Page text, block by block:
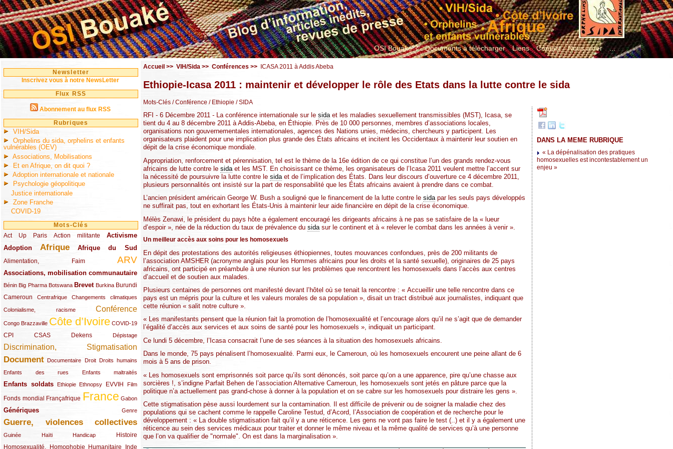
OSI Bouaké ? Documents à télécharger Liens Contact Nous aider ...
Newsletter
Inscrivez vous à notre NewsLetter
Flux RSS
Abonnement au flux RSS
Rubriques
VIH/Sida
Orphelins du sida, orphelins et enfants
vulnérables (OEV)
Associations, Mobilisations
Et en Afrique, on dit quoi ?
Adoption internationale et nationale
Psychologie géopolitique
Justice internationale
Zone Franche
COVID-19
Mots-Clés
Act Up Paris
(49/289) Action militante
(32/289) Activisme
(73/289)
Adoption
(82/289) Afrique
(161/289) Afrique du Sud
(73/289)
Alimentation, Faim
(48/289) ARV
(203/289)
Associations, mobilisation communautaire
(65/289)
Bénin
(13/289)Big Pharma
(16/289) Botswana
(9/289) Brevet
(83/289) Burkina
(18/289) Burundi
(30/289)
Cameroun
(47/289) Centrafrique
(23/289) Changements climatiques
(10/289)
Colonialisme, racisme
(19/289) Conférence
(118/289)
Congo Brazzaville
(24/289) Côte d’Ivoire
(263/289) COVID-19
(13/289)
CPI
(48/289) CSAS
(32/289) Dekens
(29/289) Dépistage
(19/289)
Discrimination, Stigmatisation
(131/289)
Document
(145/289) Documentaire
(9/289) Droit
(20/289) Droits humains
(22/289)
Enfants des rues
(21/289) Enfants maltraités
(10/289)
Enfants soldats
(68/289) Ethiopie
(12/289) Ethnopsy
(15/289) EVVIH
(55/289) Film
(22/289)
Fonds mondial
(48/289) Françafrique
(39/289) France
(289/289) Gabon
(12/289)
Génériques
(59/289) Genre
(22/289)
Guerre, violences collectives
(149/289)
Guinée
(12/289) Haïti
(15/289) Handicap
(10/289) Histoire
(49/289)
Homosexualité, Homophobie
(44/289) Humanitaire
(47/289) Inde
(34/289)
Accueil >> VIH/Sida >> Conférences >> ICASA 2011 à Addis Abeba
Ethiopie-Icasa 2011 : maintenir et développer le rôle des Etats dans la lutte contre le sida
Mots-Clés / Conférence / Ethiopie / SIDA
RFI - 6 Décembre 2011 - La conférence internationale sur le sidaet les maladies sexuellement transmissibles (MST), Icasa, se
tient du 4 au 8 décembre 2011 à Addis-Abeba, en Éthiopie. Près de 10 000 personnes, membres d’associations locales,
organisations non gouvernementales internationales, agences des Nations unies, médecins, chercheurs y participent. Les
organisateurs plaident pour une implication plus grande des États africains et incitent les Occidentaux à maintenir leur soutien en
dépit de la crise économique mondiale.
Appropriation, renforcement et pérennisation, tel est le thème de la 16e édition de ce qui constitue l’un des grands rendez-vous
africains de lutte contre le sida et les MST. En choisissant ce thème, les organisateurs de l’Icasa 2011 veulent mettre l’accent sur
la nécessité de poursuivre la lutte contre le sida et de l’implication des États. Dans leur discours d’ouverture ce 4 décembre 2011,
plusieurs personnalités ont insisté sur la part de responsabilité que les États africains avaient à prendre dans ce combat.
L’ancien président américain George W. Bush a souligné que le financement de la lutte contre le sidapar les seuls pays développés
ne suffirait pas, tout en exhortant les États-Unis à maintenir leur aide financière en dépit de la crise économique.
Mélès Zenawi, le président du pays hôte a également encouragé les dirigeants africains à ne pas se satisfaire de la « lueur
d’espoir », née de la réduction du taux de prévalence du sida sur le continent et à « relever le combat dans les années à venir ».
Un meilleur accès aux soins pour les homosexuels
En dépit des protestations des autorités religieuses éthiopiennes, toutes mouvances confondues, près de 200 militants de
l’association AMSHER (acronyme anglais pour les Hommes africains pour les droits et la santé sexuelle), originaires de 25 pays
africains, ont participé en préambule à une réunion sur les problèmes que rencontrent les homosexuels dans l’accès aux centres
d’accueil et de soutien aux malades.
Plusieurs centaines de personnes ont manifesté devant l’hôtel où se tenait la rencontre : « Accueillir une telle rencontre dans ce
pays est un mépris pour la culture et les valeurs morales de sa population », disait un tract distribué aux journalistes, indiquant que
cette réunion « salit notre culture ».
« Les manifestants pensent que la réunion fait la promotion de l’homosexualité et l’encourage alors qu’il ne s’agit que de demander
l’égalité d’accès aux services et aux soins de santé pour les homosexuels », indiquait un participant.
Ce lundi 5 décembre, l’Icasa consacrait l’une de ses séances à la situation des homosexuels africains.
Dans le monde, 75 pays pénalisent l’homosexualité. Parmi eux, le Cameroun, où les homosexuels encourent une peine allant de 6
mois à 5 ans de prison.
« Les homosexuels sont emprisonnés soit parce qu’ils sont dénoncés, soit parce qu’on a une apparence, pire qu’une chasse aux
sorcières !, s’indigne Parfait Behen de l’association Alternative Cameroun, les homosexuels sont jetés en pâture parce que la
politique n’a actuellement pas grand-chose à donner à la population et on se cabre sur les homosexuels pour distraire les gens ».
Cette stigmatisation pèse aussi lourdement sur la contamination. Il est difficile de prévenir ou de soigner la maladie chez des
populations qui se cachent comme le rappelle Caroline Testud, d’Acord, l’Association de coopération et de recherche pour le
développement : « La double stigmatisation fait qu’il y a une réticence. Les gens ne vont pas faire le test (..) et il y a également une
réticence au sein des services médicaux pour traiter et donner le même niveau et la même qualité de services qu’à une personne
que l’on va qualifier de "normale". On est dans la marginalisation ».
DANS LA MEME RUBRIQUE
« La dépénalisation des pratiques
homosexuelles est incontestablement un
enjeu »